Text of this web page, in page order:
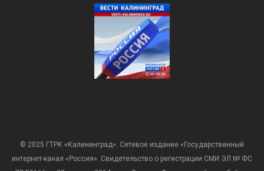
© 2025 ГТРК «Калининград». Сетевое издание «Государственный
интернет-канал «Россия». Свидетельство о регистрации СМИ ЭЛ № ФС